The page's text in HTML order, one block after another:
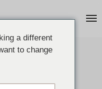
6月の誕生石
a different
to change